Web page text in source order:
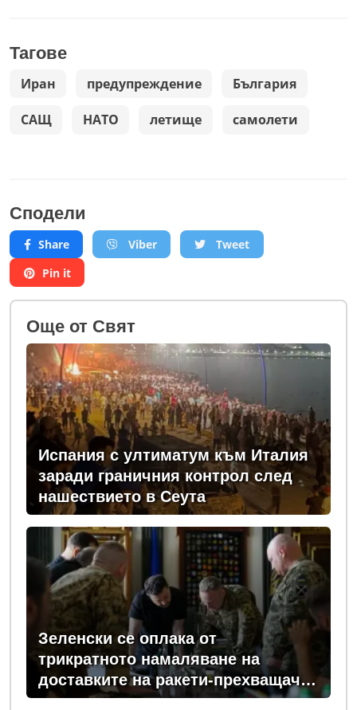
Тагове
Иран предупреждение България
САЩ НАТО летище самолети
Сподели
Share Viber
Tweet
Pin it
Oще от Свят
Испания с ултиматум към Италия
заради граничния контрол след
нашествието в Сеута
Зеленски се оплака от
трикратното намаляване на
доставките на ракети-прехващачи
от Запада за Киев